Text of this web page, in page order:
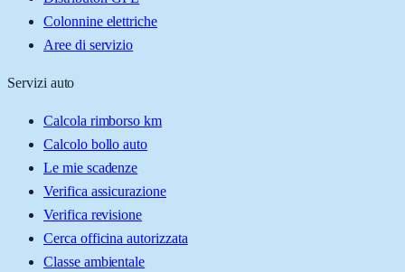
Colonnine elettriche
Aree di servizio
Servizi auto
Calcola rimborso km
Calcolo bollo auto
Le mie scadenze
Verifica assicurazione
Verifica revisione
Cerca officina autorizzata
Classe ambientale